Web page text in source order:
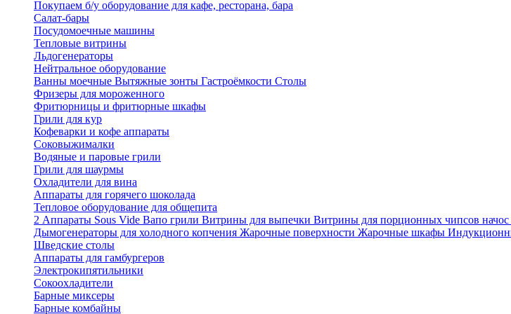
Покупаем б/у оборудование для кафе, ресторана, бара
Салат-бары
Посудомоечные машины
Тепловые витрины
Льдогенераторы
Нейтральное оборудование
Ванны моечные Вытяжные зонты Гастроёмкости Столы
Фризеры для мороженного
Фритюрницы и фритюрные шкафы
Грили для кур
Кофеварки и кофе аппараты
Соковыжималки
Водяные и паровые грили
Грили для шаурмы
Охладители для вина
Аппараты для горячего шоколада
Тепловое оборудование для общепита
2 Аппараты Sous Vide Вапо грили Витрины для выпечки Витрины для порционных чипсов начос
Дымогенераторы для холодного копчения Жарочные поверхности Жарочные шкафы
Шведские столы
Аппараты для гамбургеров
Электрокипятильники
Сокоохладители
Барные миксеры
Барные комбайны